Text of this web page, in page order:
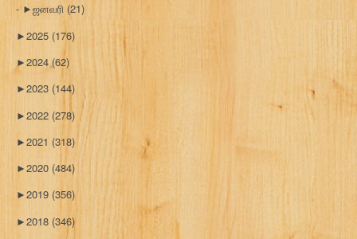
►ஜனவரி (21)
►2025 (176)
►2024(62)
►2023 (144)
►2022 (278)
►2021 (318)
►2020 (484)
►2019 (356)
►2018 (346)